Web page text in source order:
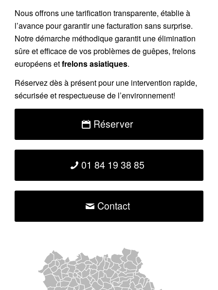
Nous offrons unetarification transparente, établie à
l’avance pour garantir une facturation sans surprise.
Notre démarche méthodique garantit une élimination
sûre et efficace de vos problèmes de guêpes, frelons
européens etfrelons asiatiques.
Réservezdès à présent pour une intervention rapide,
sécurisée et respectueuse de l’environnement!
Réserver
01 84 19 38 85
Contact